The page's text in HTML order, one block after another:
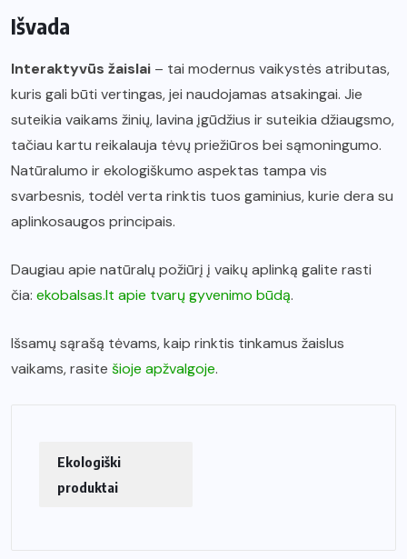
Išvada
Interaktyvūs žaislai – tai modernus vaikystės atributas,
kuris gali būti vertingas, jei naudojamas atsakingai. Jie
suteikia vaikams žinių, lavina įgūdžius ir suteikia džiaugsmo,
tačiau kartu reikalauja tėvų priežiūros bei sąmoningumo.
Natūralumo ir ekologiškumo aspektas tampa vis
svarbesnis, todėl verta rinktis tuos gaminius, kurie dera su
aplinkosaugos principais.
Daugiau apie natūralų požiūrį į vaikų aplinką galite rasti
čia: ekobalsas.lt apie tvarų gyvenimo būdą.
Išsamų sąrašą tėvams, kaip rinktis tinkamus žaislus
vaikams, rasite šioje apžvalgoje.
Ekologiški
produktai